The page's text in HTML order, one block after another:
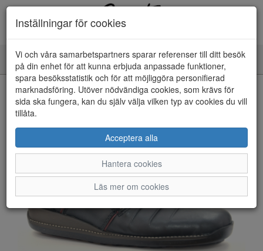
Toggle
navigation
HEM
Inställningar för cookies
Vi och våra samarbetspartners sparar referenser till ditt besök
på din enhet för att kunna erbjuda anpassade funktioner,
spara besöksstatistik och för att möjliggöra personifierad
marknadsföring. Utöver nödvändiga cookies, som krävs för
sida ska fungera, kan du själv välja vilken typ av cookies du vill
tillåta.
Acceptera alla
Hantera cookies
Läs mer om cookies